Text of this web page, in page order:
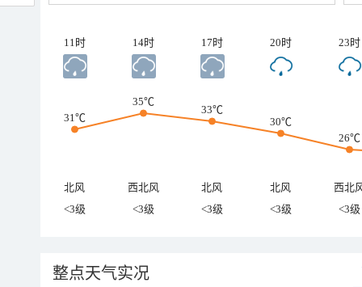
11时 14时 17时 20时 23时
31℃
35℃
33℃
30℃
26℃
北风 西北风 北风 北风
西北
<3级
<3级 <3级 <3级 <3级
整点天气实况